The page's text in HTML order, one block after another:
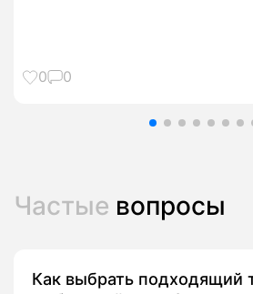
0 0
Частые вопросы
Как выбрать подходящий